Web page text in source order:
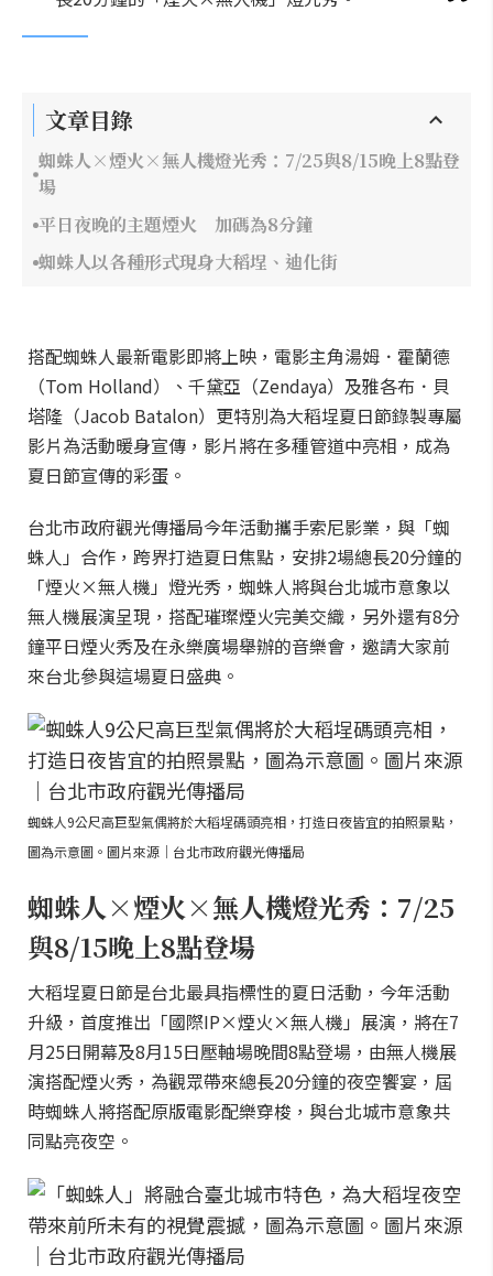
文章目錄
蜘蛛人×煙火×無人機燈光秀：7/25與8/15晚上8點登
場
平日夜晚的主題煙火 加碼為8分鐘
蜘蛛人以各種形式現身大稻埕、迪化街
搭配蜘蛛人最新電影即將上映，電影主角湯姆．霍蘭德
（Tom Holland）、千黛亞（Zendaya）及雅各布．貝
塔隆（Jacob Batalon）更特別為大稻埕夏日節錄製專屬
影片為活動暖身宣傳，影片將在多種管道中亮相，成為
夏日節宣傳的彩蛋。
台北市政府觀光傳播局今年活動攜手索尼影業，與「蜘
蛛人」合作，跨界打造夏日焦點，安排2場總長20分鐘的
「煙火×無人機」燈光秀，蜘蛛人將與台北城市意象以
無人機展演呈現，搭配璀璨煙火完美交織，另外還有8分
鐘平日煙火秀及在永樂廣場舉辦的音樂會，邀請大家前
來台北參與這場夏日盛典。
蜘蛛人9公尺高巨型氣偶將於大稻埕碼頭亮相，打造日夜皆宜的拍照景點，
圖為示意圖。圖片來源｜台北市政府觀光傳播局
蜘蛛人×煙火×無人機燈光秀：7/25
與8/15晚上8點登場
大稻埕夏日節是台北最具指標性的夏日活動，今年活動
升級，首度推出「國際IP×煙火×無人機」展演，將在7
月25日開幕及8月15日壓軸場晚間8點登場，由無人機展
演搭配煙火秀，為觀眾帶來總長20分鐘的夜空饗宴，屆
時蜘蛛人將搭配原版電影配樂穿梭，與台北城市意象共
同點亮夜空。